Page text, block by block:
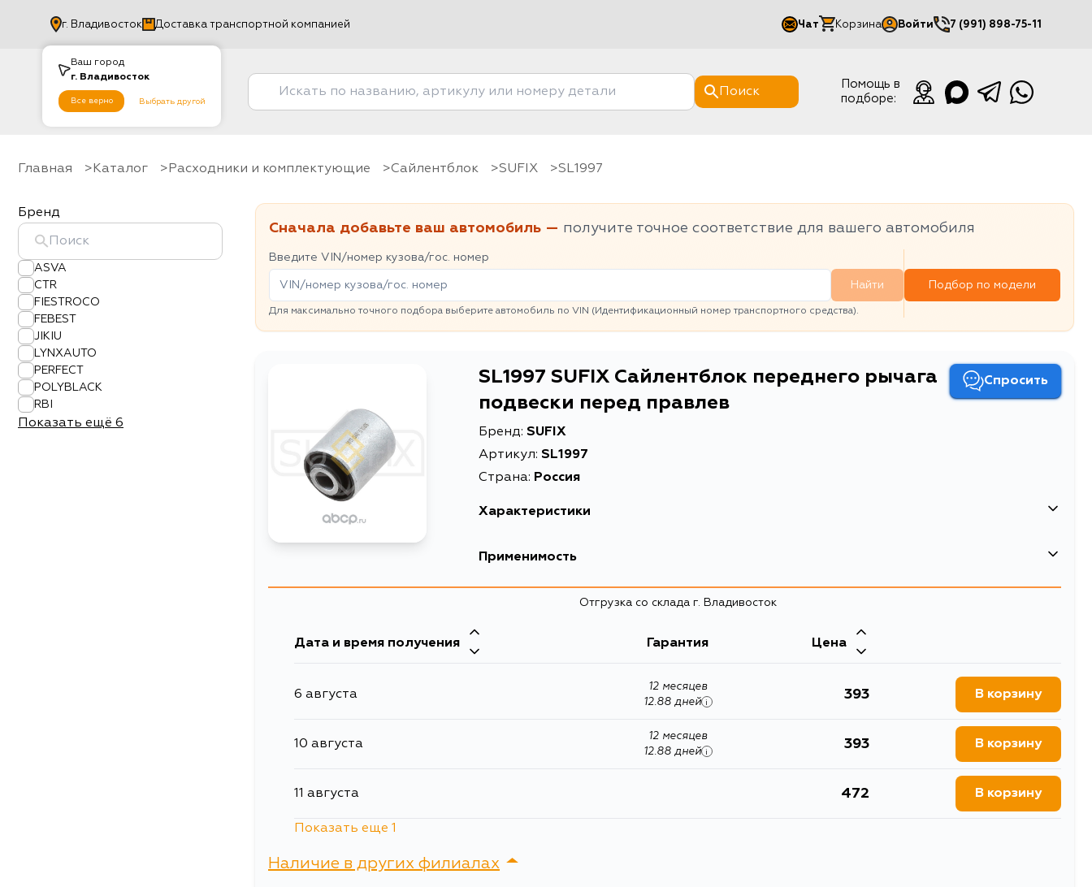
Ваш город
г. Владивосток
Все верно Выбрать другой
г. Владивосток Доставка транспортной компанией Чат Корзина Войти
Мой кабинет
7 (991) 898-75-11
Поиск
Помощь в
подборе:
Главная Каталог Расходники и комплектующие Сайлентблок SUFIX SL1997
Бренд
ASVA
CTR
FIESTROCO
FEBEST
JIKIU
LYNXAUTO
PERFECT
POLYBLACK
RBI
Показать ещё 6
Сначала добавьте ваш автомобиль — получите точное соответствие для вашего автомобиля
Введите VIN/номер кузова/гос. номер
Найти
Для максимально точного подбора выберите автомобиль по VIN (Идентификационный номер транспортного средства).
Подбор по модели
SL1997 SUFIX Сайлентблок переднего рычага
подвески перед правлев
Спросить
Бренд: SUFIX
Артикул: SL1997
Страна: Россия
Характеристики
Применимость
Отгрузка со склада г. Владивосток
Дата и время получения Гарантия Цена
6 августа
12 месяцев
12.88 дней
i
393 В корзину
10 августа
12 месяцев
12.88 дней
i
393 В корзину
11 августа 472 В корзину
Показать еще 1
Наличие в других филиалах